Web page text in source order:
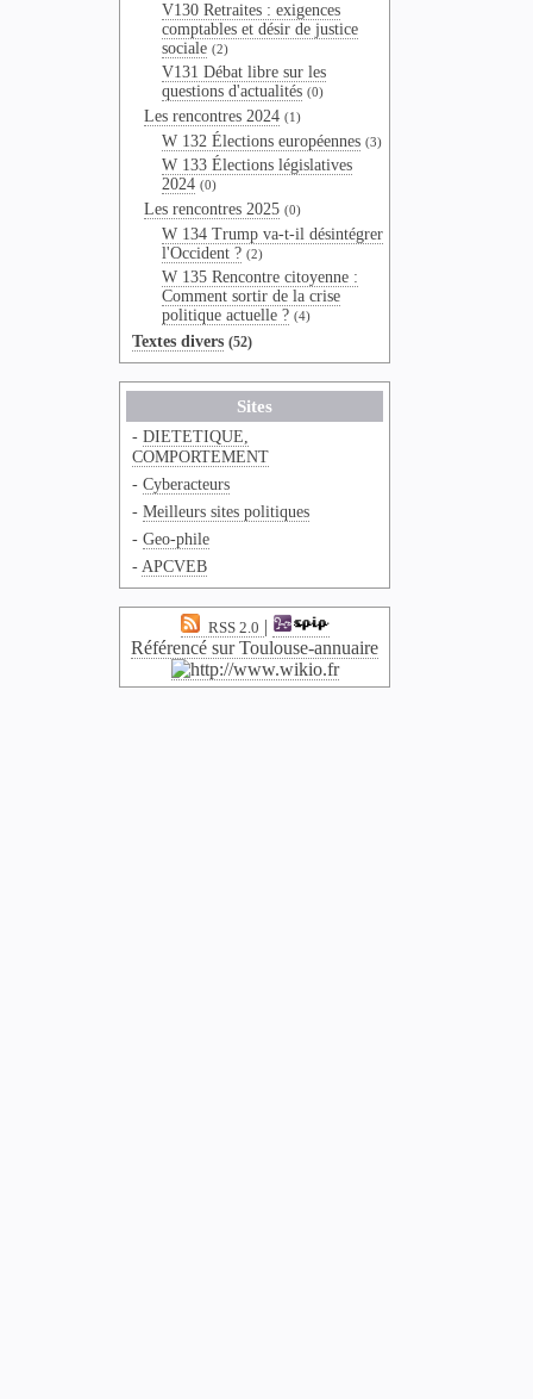
V130 Retraites : exigences
comptables et désir de justice
sociale (2)
V131 Débat libre sur les
questions d'actualités (0)
Les rencontres 2024 (1)
W 132 Élections européennes (3)
W 133 Élections législatives
2024 (0)
Les rencontres 2025 (0)
W 134 Trump va-t-il désintégrer
l'Occident ? (2)
W 135 Rencontre citoyenne :
Comment sortir de la crise
politique actuelle ? (4)
Textes divers (52)
Sites
- DIETETIQUE,
COMPORTEMENT
- Cyberacteurs
- Meilleurs sites politiques
- Geo-phile
- APCVEB
RSS 2.0 |
Référencé sur Toulouse-annuaire